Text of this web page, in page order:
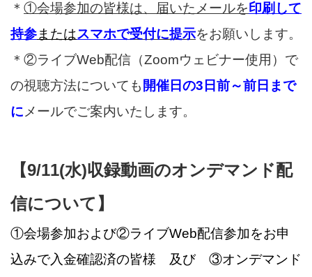
＊ ①会場参加の皆様は、届いたメールを印刷して
持参またはスマホで受付に提示をお願いします。
＊②ライブWeb配信（Zoomウェビナー使用）で
の視聴方法についても 開催日の3日前～前日まで
に メールでご案内いたします。
【9/11(水)収録動画のオンデマンド配
信について】
①会場参加および②ライブWeb配信参加をお申
込みで入金確認済の皆様 及び ③オンデマンド